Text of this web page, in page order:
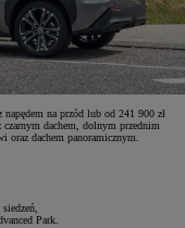
na przód lub od 241 900 zł
dachem, dolnym przednim
dachem panoramicznym.
Park.